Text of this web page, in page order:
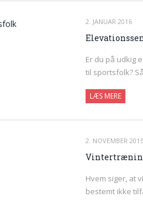
2. JANUAR 2016
Er du på udkig
til sportsfolk?
LÆS MERE
2. NOVEMBER 2015
Hvem siger, at
bestemt ikke